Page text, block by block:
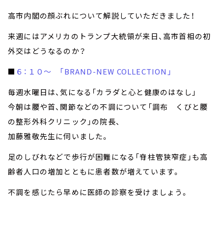
高市内閣の顔ぶれについて解説していただきました！
来週にはアメリカのトランプ大統領が来日、高市首相の初
外交はどうなるのか？
■ ６：１０～ 「BRAND-NEW COLLECTION」
毎週水曜日は、気になる「カラダと心と健康のはなし」
今朝は腰や首、関節などの不調について「調布 くびと腰
の整形外科クリニック」の院長、
加藤雅敬先生に伺いました。
足のしびれなどで歩行が困難になる「脊柱管狭窄症」も高
齢者人口の増加とともに患者数が増えています。
不調を感じたら早めに医師の診察を受けましょう。